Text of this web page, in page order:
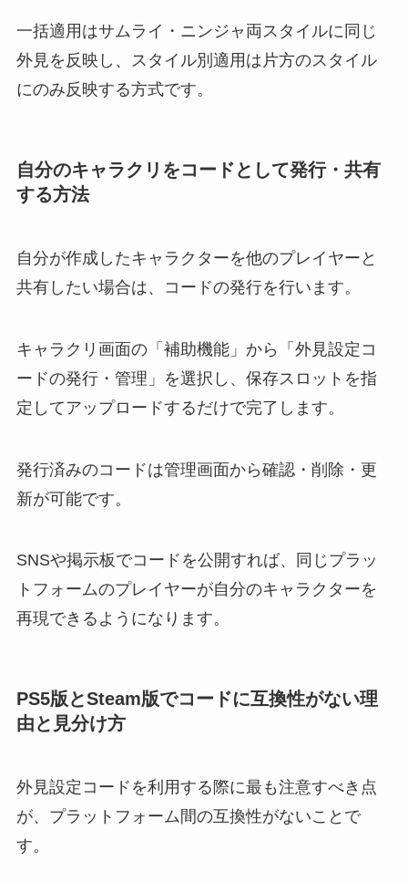
一括適用はサムライ・ニンジャ両スタイルに同じ
外見を反映し、スタイル別適用は片方のスタイル
にのみ反映する方式です。
自分のキャラクリをコードとして発行・共有
する方法
自分が作成したキャラクターを他のプレイヤーと
共有したい場合は、コードの発行を行います。
キャラクリ画面の「補助機能」から「外見設定コ
ードの発行・管理」を選択し、保存スロットを指
定してアップロードするだけで完了します。
発行済みのコードは管理画面から確認・削除・更
新が可能です。
SNSや掲示板でコードを公開すれば、同じプラッ
トフォームのプレイヤーが自分のキャラクターを
再現できるようになります。
PS5版とSteam版でコードに互換性がない理
由と見分け方
外見設定コードを利用する際に最も注意すべき点
が、プラットフォーム間の互換性がないことで
す。